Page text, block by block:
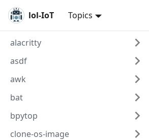
lol-IoT Topics
alacritty
asdf
awk
bat
bpytop
clone-os-image